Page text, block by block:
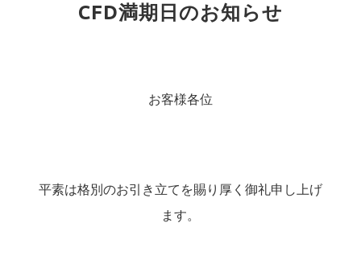
CFD満期日のお知らせ
お客様各位
平素は格別のお引き立てを賜り厚く御礼申し上げ
ます。